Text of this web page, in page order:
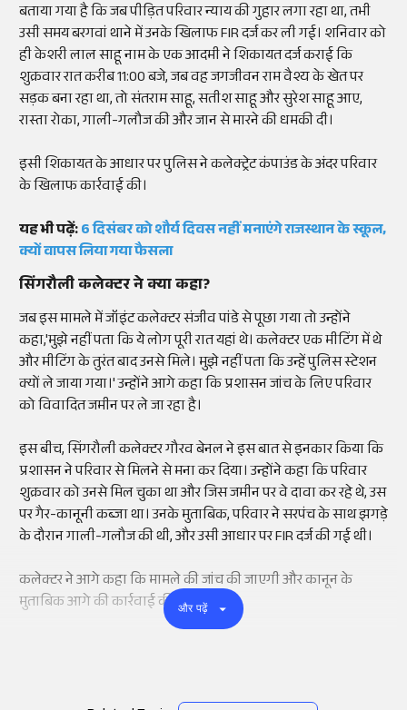
बतायागयाहैकिजबपीड़ितपरिवारन्यायकीगुहारलगारहाथा,तभी
उसीसमयबरगवांथानेमेंउनकेखिलाफFIRदर्जकरलीगई। शनिवारको
हीकेशरीलालसाहूनामकेएकआदमीनेशिकायतदर्जकराईकि
शुक्रवाररातकरीब11:00बजे,जबवहजगजीवनरामवैश्यकेखेतपर
सड़कबनारहाथा,तोसंतरामसाहू,सतीशसाहूऔरसुरेशसाहूआए,
रास्तारोका,गाली-गलौजकीऔरजानसेमारनेकीधमकीदी।
इसीशिकायतकेआधारपरपुलिसनेकलेक्ट्रेटकंपाउंडकेअंदरपरिवार
केखिलाफकार्रवाईकी।
यहभीपढ़ें:6 दिसंबर को शौर्य दिवस नहीं मनाएंगे राजस्थान के स्कूल,
क्यों वापस लिया गया फैसला
सिंगरौलीकलेक्टरनेक्याकहा?
जबइसमामलेमेंजॉइंटकलेक्टरसंजीवपांडेसेपूछागयातोउन्होंने
कहा,'मुझेनहींपताकियेलोगपूरीरातयहांथे।कलेक्टरएकमीटिंगमेंथे
औरमीटिंगकेतुरंतबादउनसेमिले।मुझेनहींपताकिउन्हेंपुलिसस्टेशन
क्योंलेजायागया।'उन्होंनेआगेकहाकिप्रशासनजांचकेलिएपरिवार
कोविवादितजमीनपरलेजारहाहै।
इसबीच,सिंगरौलीकलेक्टरगौरवबेनलनेइसबातसेइनकारकियाकि
प्रशासननेपरिवारसेमिलनेसेमनाकरदिया।उन्होंनेकहाकिपरिवार
शुक्रवारकोउनसेमिलचुकाथाऔरजिसजमीनपरवेदावाकररहेथे,उस
परगैर-कानूनीकब्जाथा।उनकेमुताबिक,परिवारनेसरपंचकेसाथझगड़े
केदौरानगाली-गलौजकीथी,औरउसीआधारपरFIRदर्जकीगईथी।
कलेक्टरनेआगेकहाकिमामलेकीजांचकीजाएगीऔरकानूनके
मुताबिकआगेकीकार्रवाईकी जाएगी
और पढ़ें